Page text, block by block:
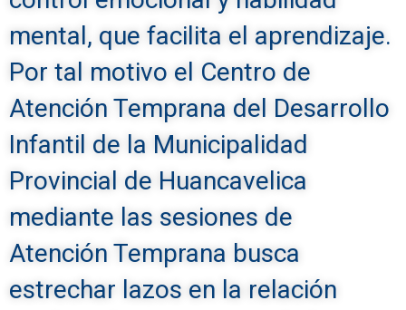
mental, que facilita el aprendizaje.
Por tal motivo el Centro de
Atención Temprana del Desarrollo
Infantil de la Municipalidad
Provincial de Huancavelica
mediante las sesiones de
Atención Temprana busca
estrechar lazos en la relación